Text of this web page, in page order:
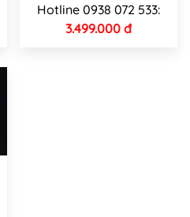
Hotline 0938 072 533:
3.499.000 đ